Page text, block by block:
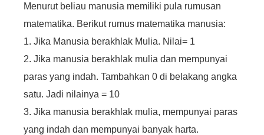
Menurut beliau manusia memiliki pula rumusan
matematika. Berikut rumus matematika manusia:
1. Jika Manusia berakhlak Mulia. Nilai= 1
2. Jika manusia berakhlak mulia dan mempunyai
paras yang indah. Tambahkan 0 di belakang angka
satu. Jadi nilainya = 10
3. Jika manusia berakhlak mulia, mempunyai paras
yang indah dan mempunyai banyak harta.